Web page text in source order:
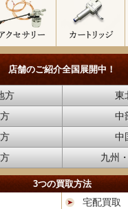
店舗のご紹介全国展開中！
方
東
中
中
九州
3つの買取方法
宅配買取